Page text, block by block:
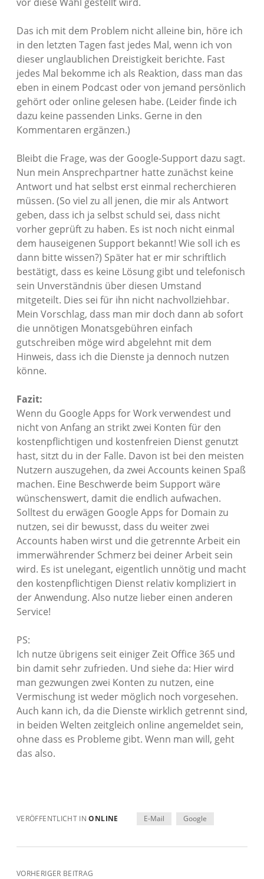
Das ich mit dem Problem nicht alleine bin, höre ich
in den letzten Tagen fast jedes Mal, wenn ich von
dieser unglaublichen Dreistigkeit berichte. Fast
jedes Mal bekomme ich als Reaktion, dass man das
eben in einem Podcast oder von jemand persönlich
gehört oder online gelesen habe. (Leider finde ich
dazu keine passenden Links. Gerne in den
Kommentaren ergänzen.)
Bleibt die Frage, was der Google-Support dazu sagt.
Nun mein Ansprechpartner hatte zunächst keine
Antwort und hat selbst erst einmal recherchieren
müssen. (So viel zu all jenen, die mir als Antwort
geben, dass ich ja selbst schuld sei, dass nicht
vorher geprüft zu haben. Es ist noch nicht einmal
dem hauseigenen Support bekannt! Wie soll ich es
dann bitte wissen?) Später hat er mir schriftlich
bestätigt, dass es keine Lösung gibt und telefonisch
sein Unverständnis über diesen Umstand
mitgeteilt. Dies sei für ihn nicht nachvollziehbar.
Mein Vorschlag, dass man mir doch dann ab sofort
die unnötigen Monatsgebühren einfach
gutschreiben möge wird abgelehnt mit dem
Hinweis, dass ich die Dienste ja dennoch nutzen
könne.
Fazit:
Wenn du Google Apps for Work verwendest und
nicht von Anfang an strikt zwei Konten für den
kostenpflichtigen und kostenfreien Dienst genutzt
hast, sitzt du in der Falle. Davon ist bei den meisten
Nutzern auszugehen, da zwei Accounts keinen Spaß
machen. Eine Beschwerde beim Support wäre
wünschenswert, damit die endlich aufwachen.
Solltest du erwägen Google Apps for Domain zu
nutzen, sei dir bewusst, dass du weiter zwei
Accounts haben wirst und die getrennte Arbeit ein
immerwährender Schmerz bei deiner Arbeit sein
wird. Es ist unelegant, eigentlich unnötig und macht
den kostenpflichtigen Dienst relativ kompliziert in
der Anwendung. Also nutze lieber einen anderen
Service!
PS:
Ich nutze übrigens seit einiger Zeit Office 365 und
bin damit sehr zufrieden. Und siehe da: Hier wird
man gezwungen zwei Konten zu nutzen, eine
Vermischung ist weder möglich noch vorgesehen.
Auch kann ich, da die Dienste wirklich getrennt sind,
in beiden Welten zeitgleich online angemeldet sein,
ohne dass es Probleme gibt. Wenn man will, geht
das also.
VERÖFFENTLICHT INONLINE E-Mail Google
VORHERIGER BEITRAG